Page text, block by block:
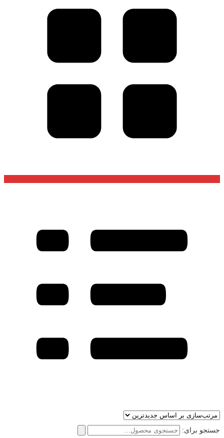
جستجو برای: